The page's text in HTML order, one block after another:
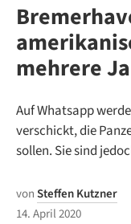
mehrere
Auf Whatsapp
verschickt, die
sollen. Sie sind
vonSteffen Kutzner
14. April 2020